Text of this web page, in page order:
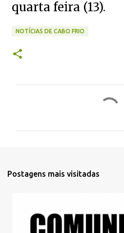
quarta feira (13).
NOTÍCIAS DE CABO FRIO
Postagens mais visitadas